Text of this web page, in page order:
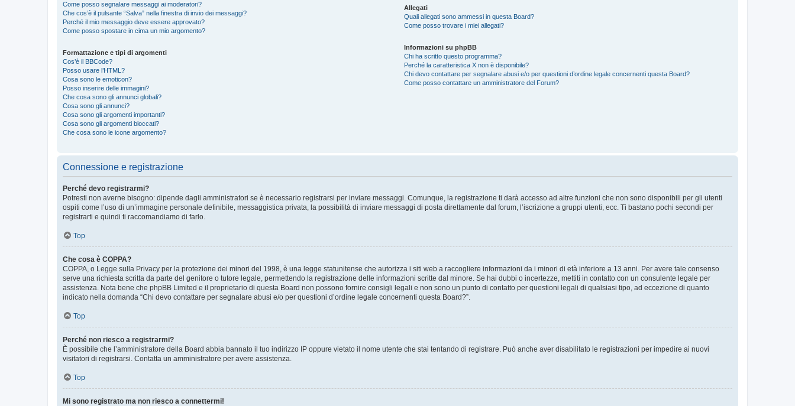
Come posso segnalare messaggi ai moderatori?
Che cos’è il pulsante “Salva” nella finestra di invio dei messaggi?
Perché il mio messaggio deve essere approvato?
Come posso spostare in cima un mio argomento?
Formattazione e tipi di argomenti
Cos’è il BBCode?
Posso usare l’HTML?
Cosa sono le emoticon?
Posso inserire delle immagini?
Che cosa sono gli annunci globali?
Cosa sono gli annunci?
Cosa sono gli argomenti importanti?
Cosa sono gli argomenti bloccati?
Che cosa sono le icone argomento?
Allegati
Quali allegati sono ammessi in questa Board?
Come posso trovare i miei allegati?
Informazioni su phpBB
Chi ha scritto questo programma?
Perché la caratteristica X non è disponibile?
Chi devo contattare per segnalare abusi e/o per questioni d’ordine legale concernenti questa Board?
Come posso contattare un amministratore del Forum?
Connessione e registrazione
Perché devo registrarmi?
Potresti non averne bisogno: dipende dagli amministratori se è necessario registrarsi per inviare messaggi. Comunque, la registrazione ti darà accesso ad altre funzioni che non sono disponibili per gli utenti
ospiti come l’uso di un’immagine personale definibile, messaggistica privata, la possibilità di inviare messaggi di posta direttamente dal forum, l’iscrizione a gruppi utenti, ecc. Ti bastano pochi secondi per
registrarti e quindi ti raccomandiamo di farlo.
Top
Che cosa è COPPA?
COPPA, o Legge sulla Privacy per la protezione dei minori del 1998, è una legge statunitense che autorizza i siti web a raccogliere informazioni da i minori di età inferiore a 13 anni. Per avere tale consenso
serve una richiesta scritta da parte del genitore o tutore legale, permettendo la registrazione delle informazioni scritte dal minore. Se hai dubbi o incertezze, mettiti in contatto con un consulente legale per
assistenza. Nota bene che phpBB Limited e il proprietario di questa Board non possono fornire consigli legali e non sono un punto di contatto per questioni legali di qualsiasi tipo, ad eccezione di quanto
indicato nella domanda “Chi devo contattare per segnalare abusi e/o per questioni d’ordine legale concernenti questa Board?”.
Top
Perché non riesco a registrarmi?
È possibile che l’amministratore della Board abbia bannato il tuo indirizzo IP oppure vietato il nome utente che stai tentando di registrare. Può anche aver disabilitato le registrazioni per impedire ai nuovi
visitatori di registrarsi. Contatta un amministratore per avere assistenza.
Top
Mi sono registrato ma non riesco a connettermi!